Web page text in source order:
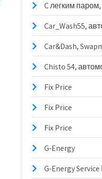
C легким
Car_Wash55,
Car&Dash,
Chisto 54,
Fix Price
Fix Price
Fix Price
G-Energy
G-Energy